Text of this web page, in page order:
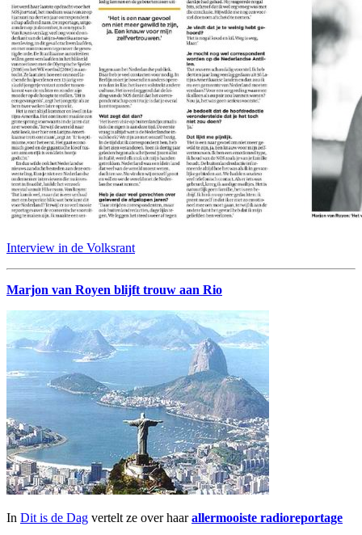
Interview in de Volksrant
Marjon van Royen blijft trouw aan Rio
In Dit is de Dag vertelt ze over haarallermooiste radioreportage